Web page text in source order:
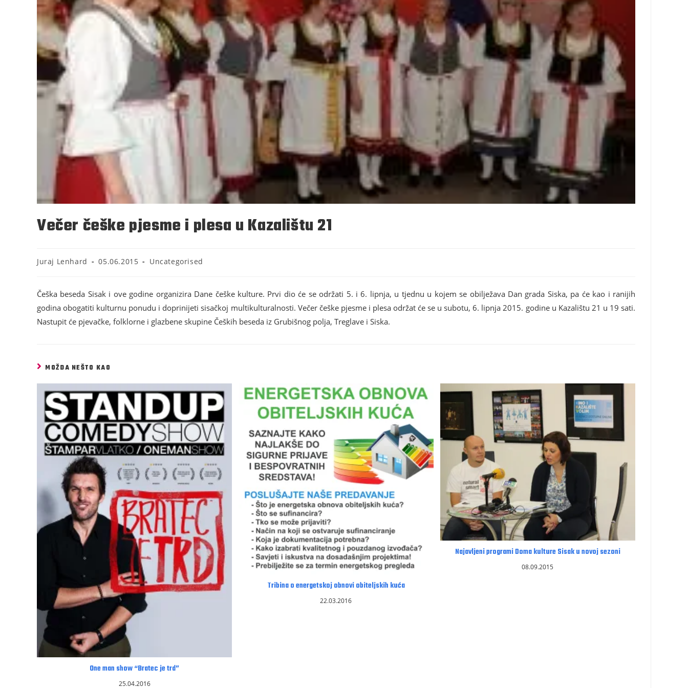
Večer češke pjesme i plesa u Kazalištu 21
Juraj Lenhard 05.06.2015 Uncategorised
Češka beseda Sisak i ove godine organizira Dane češke kulture. Prvi dio će se održati 5. i 6. lipnja, u tjednu u kojem se obilježava Dan grada Siska, pa će kao i ranijih
godina obogatiti kulturnu ponudu i doprinijeti sisačkoj multikulturalnosti. Večer češke pjesme i plesa održat će se u subotu, 6. lipnja 2015. godine u Kazalištu 21 u 19 sati.
Nastupit će pjevačke, folklorne i glazbene skupine Čeških beseda iz Grubišnog polja, Treglave i Siska.
MOŽDA NEŠTO KAO
One man show “Bratec je trd”
25.04.2016
Tribina o energetskoj obnovi obiteljskih kuća
22.03.2016
Najavljeni programi Doma kulture Sisak u novoj sezoni
08.09.2015